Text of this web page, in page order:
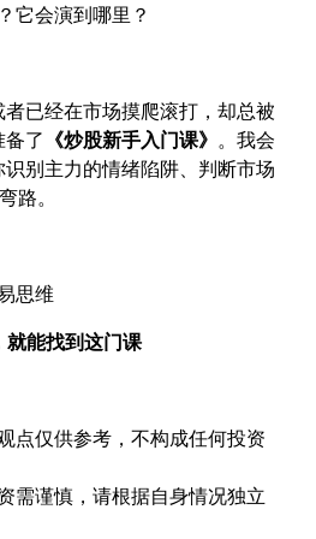
它会演到哪里？
已经在市场摸爬滚打，却总被
了 《炒股新手入门课》 。我会
别主力的情绪陷阱、判断市场
路。
思维
能找到这门课
点仅供参考，不构成任何投资
需谨慎，请根据自身情况独立